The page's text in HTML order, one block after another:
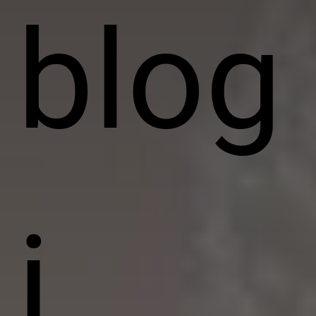
blog